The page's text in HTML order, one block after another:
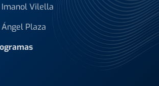
Imanol Vilella
Plaza